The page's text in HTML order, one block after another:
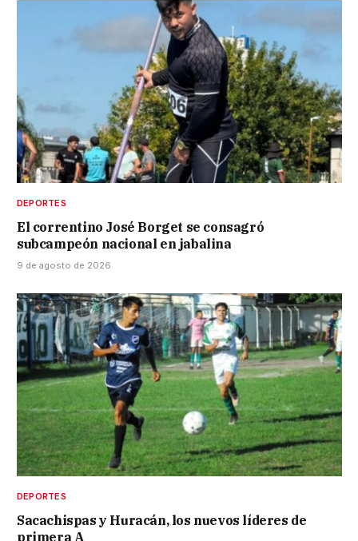
DEPORTES
El correntino José Borget se consagró
subcampeón nacional en jabalina
9 de agosto de 2026
DEPORTES
Sacachispas y Huracán, los nuevos líderes de
primera A